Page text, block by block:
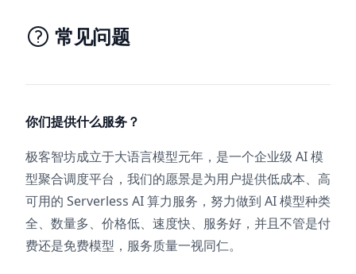
常见问题
你们提供什么服务？
极客智坊成立于大语言模型元年，是一个企业级 AI 模
型聚合调度平台，我们的愿景是为用户提供低成本、高
可用的 Serverless AI 算力服务，努力做到 AI 模型种类
全、数量多、价格低、速度快、服务好，并且不管是付
费还是免费模型，服务质量一视同仁。